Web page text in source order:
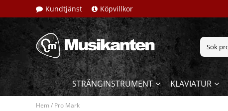
Kundtjänst Köpvillkor
STRÄNGINSTRUMENT KLAVIATUR
Hem / Pro Mark